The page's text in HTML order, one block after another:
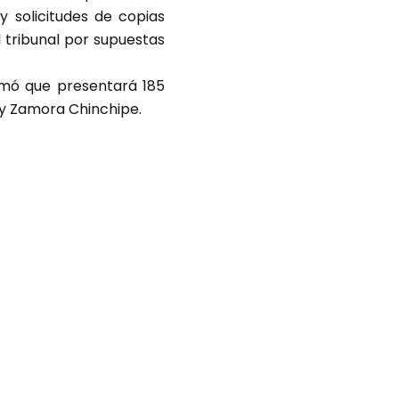
solicitudes de copias
tribunal por supuestas
que presentará 185
Chinchipe.